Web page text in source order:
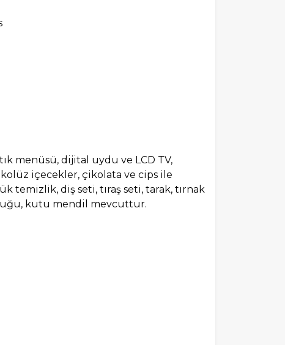
menüsü, dijital uydu ve LCD TV,
içecekler, çikolata ve cips ile
temizlik, diş seti, tıraş seti, tarak, tırnak
kutu mendil mevcuttur.